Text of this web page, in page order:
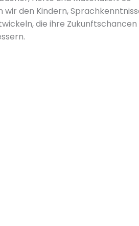
wir den Kindern,
die ihre Zukunftschancen